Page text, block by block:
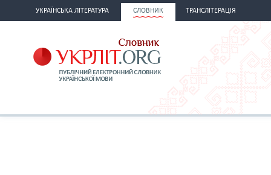
УКРАЇНСЬКА ЛІТЕРАТУРА СЛОВНИК ТРАНСЛІТЕРАЦІЯ